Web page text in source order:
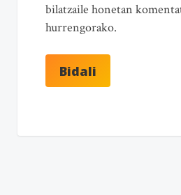
bilatzaile honetan
hurrengorako.